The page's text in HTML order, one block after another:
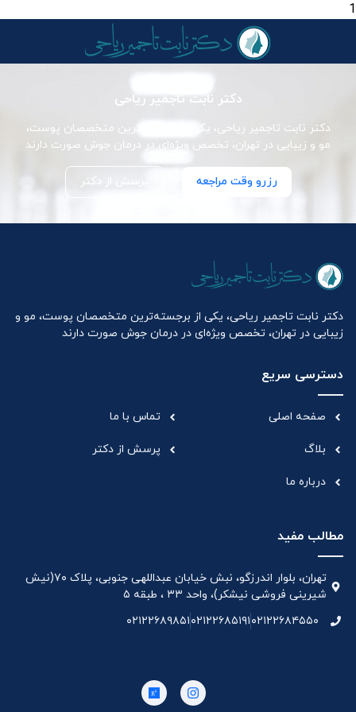
1
دکتر نابت تاجمیر ریاحی
دکتر نابت تاجمیر ریاحی، یکی از برجسته‌ترین متخصصان پوست،
مو و زیبایی در تهران، تخصص ویژه‌ای در درمان جوش صورت دارند
رزرو وقت مراجعه پرسش از دکتر
دکتر نابت تاجمیر ریاحی، یکی از برجسته‌ترین متخصصان پوست، مو و
زیبایی در تهران، تخصص ویژه‌ای در درمان جوش صورت دارند
دسترسی سریع
صفحه اصلی
بلاگ
درباره ما
تماس با ما
پرسش از دکتر
مطالب مفید
تهران، بلوار اندرزگو، نبش خیابان عبداللهی جنوبی، پلاک ۷۰(نیش
شیرینی فروشی نیشکر)، واحد ۳۳ ، طبقه ۵
۰۲۱۲۲۶۸۴۵۵۰۰۲۱۲۲۶۸۵۱۹۱۰۲۱۲۲۶۸۹۸۵۱